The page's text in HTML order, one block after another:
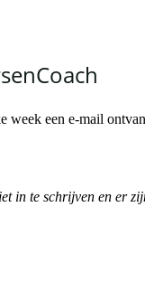
een e-mail
in te schrijven en er